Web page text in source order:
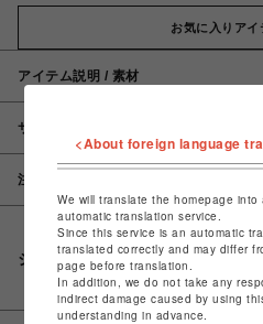
お気に入りアイ
アイテム説明 / 素材
サイズ
注意事項
シェアする
<About foreign language
We will translate the homepage
automatic translation service.
Since this service is an automatic
translated correctly and may differ
page before translation.
In addition, we do not take any
indirect damage caused by using
understanding in advance.